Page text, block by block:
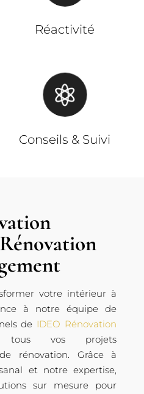
Réactivité

Conseils & Suivi
votre intérieur à
à notre équipe de
de IDEO Rénovation
tous vos projets
rénovation. Grâce à
et notre expertise,
sur mesure pour